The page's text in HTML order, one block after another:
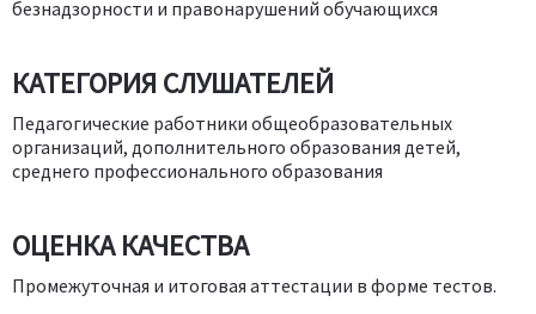
безнадзорности и правонарушений обучающихся
КАТЕГОРИЯ СЛУШАТЕЛЕЙ
Педагогические работники общеобразовательных
организаций, дополнительного образования детей,
среднего профессионального образования
ОЦЕНКА КАЧЕСТВА
Промежуточная и итоговая аттестации в форме тестов.